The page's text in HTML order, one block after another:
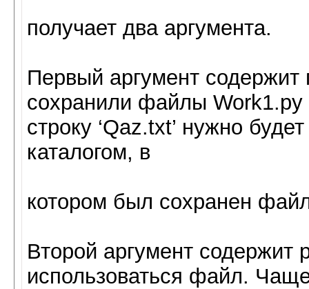
получает два аргумента.
Первый аргумент
сохранили файлы Work1.ру
строку ‘Qaz.txt’ нужно
каталогом, в
котором был сохранен
Второй аргумент
использоваться файл.